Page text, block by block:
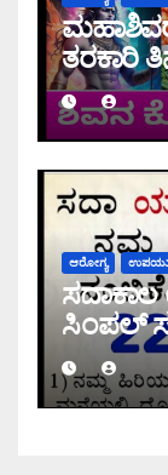
ತರಕಾರಿ
ಆರೋಗ್ಯ
ಸಿಂಪಲ್